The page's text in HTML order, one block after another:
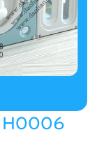
H0006